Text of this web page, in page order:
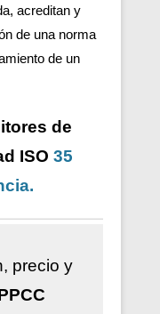
acreditan y
de una norma
de un
de
ISO 35
.
precio y